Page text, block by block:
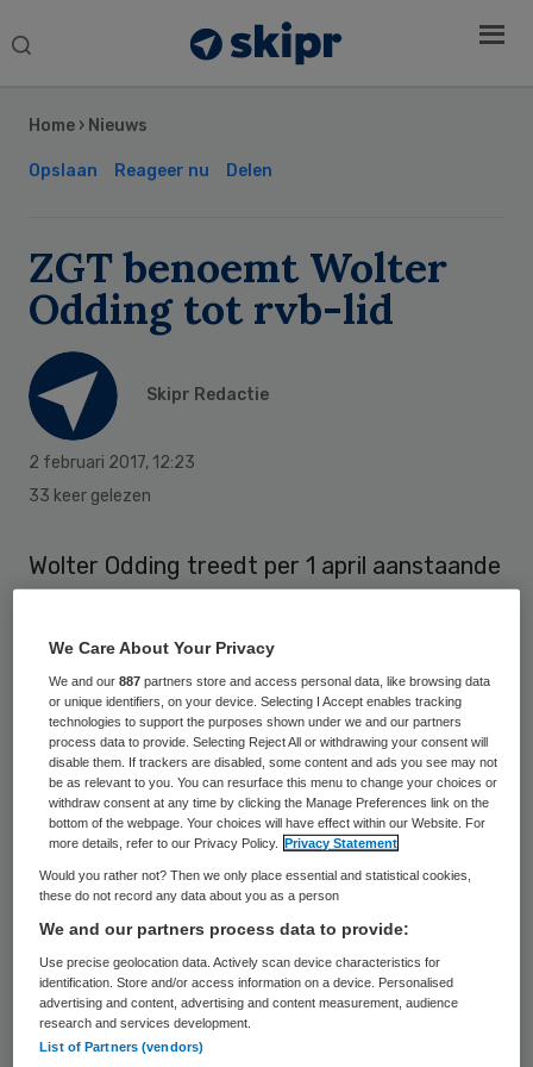
Search
Home › Nieuws
Opslaan Reageer nu Delen
ZGT benoemt Wolter
Odding tot rvb-lid
Skipr Redactie
2 februari 2017, 12:23
33 keer gelezen
Wolter Odding treedt per 1 april aanstaande
(ZGT) als lid van de raad van bestuur (rvb).
Hij volgt Ton Ruikes op, die voorzitter van
de raad van bestuur is geworden.
Wolter Odding studeerde bedrijfseconomie
aan de Erasmus Universiteit Rotterdam. Na
zijn studie heeft hij in diverse functies in
het bedrijfsleven gewerkt. Momenteel is hij
werkzaam als lid raad van bestuur/directie
bij Publiek Drinkwaterbedrijf Vitens. Binnen
de rvb zal Odding zich onder meer
bezighouden met de portefeuille financiën.
Sidebar
We Care About Your Privacy
We and our887 partners store and access personal data, like browsing data
or unique identifiers, on your device. Selecting I Accept enables tracking
technologies to support the purposes shown under we and our partners
process data to provide. Selecting Reject All or withdrawing your consent will
disable them. If trackers are disabled, some content and ads you see may not
be as relevant to you. You can resurface this menu to change your choices or
withdraw consent at any time by clicking the Manage Preferences link on the
bottom of the webpage. Your choices will have effect within our Website. For
more details, refer to our Privacy Policy.
Privacy Statement
Would you rather not? Then we only place essential and statistical cookies,
these do not record any data about you as a person
We and our partners process data to provide:
Use precise geolocation data. Actively scan device characteristics for
identification. Store and/or access information on a device. Personalised
advertising and content, advertising and content measurement, audience
research and services development.
List of Partners (vendors)